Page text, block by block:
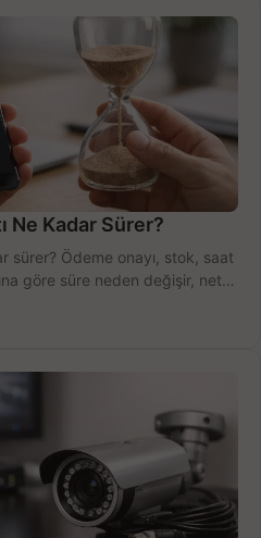
Ne Kadar Sürer?
sürer? Ödeme onayı, stok, saat
göre süre neden değişir, net